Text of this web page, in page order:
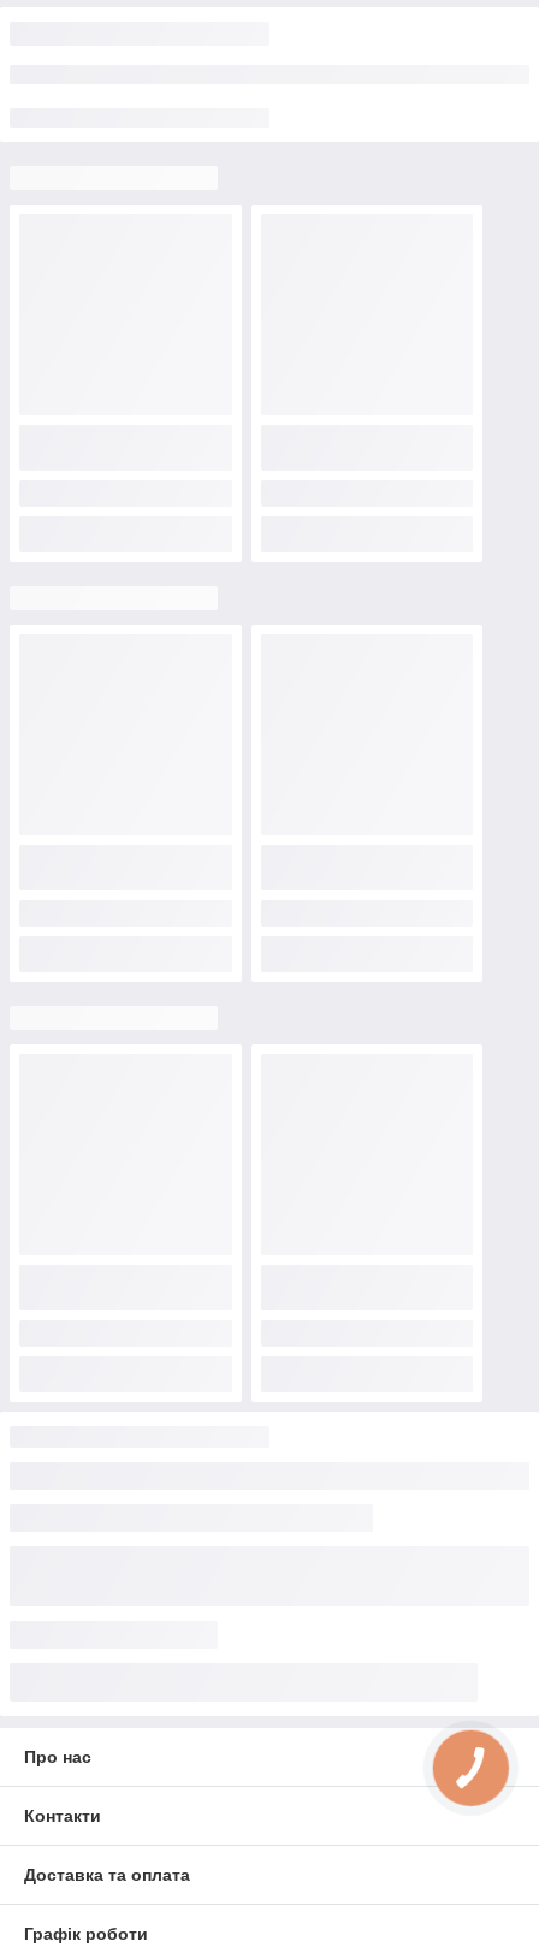
Про нас
Контакти
Доставка та оплата
Графік роботи